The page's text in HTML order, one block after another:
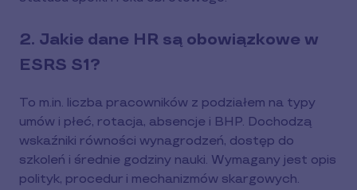
2. Jakie dane HR są obowiązkowe w
ESRS S1?
To m.in. liczba pracowników z podziałem na typy
umów i płeć, rotacja, absencje i BHP. Dochodzą
wskaźniki równości wynagrodzeń, dostęp do
szkoleń i średnie godziny nauki. Wymagany jest opis
polityk, procedur i mechanizmów skargowych.